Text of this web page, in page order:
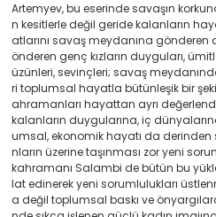
Artemyev, bu eserinde savaşın
n kesitlerle değil geride kalanların
atlarını savaş meydanına gönderen
önderen genç kızların duyguları,
üzünleri, sevinçleri; savaş
ri toplumsal hayatla bütünleşik bir
ahramanları hayattan ayrı
kalanların duygularına, iç
umsal, ekonomik hayatı da derinden
nların üzerine taşınması zor yeni
kahramanı Salambi de bütün bu
lat edinerek yeni sorumlulukları
a değil toplumsal baskı ve